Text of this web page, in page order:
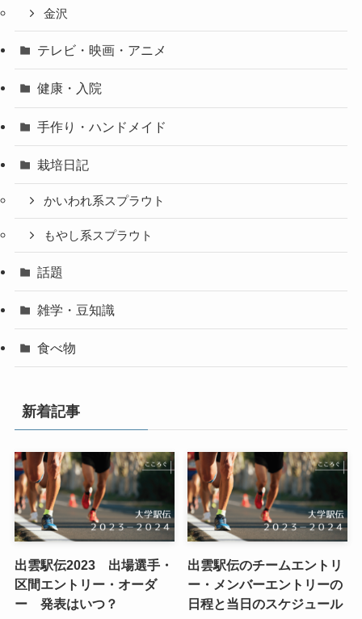
金沢
テレビ・映画・アニメ
健康・入院
手作り・ハンドメイド
栽培日記
かいわれ系スプラウト
もやし系スプラウト
話題
雑学・豆知識
食べ物
新着記事
出雲駅伝2023 出場選手・
区間エントリー・オーダ
ー 発表はいつ？
出雲駅伝のチームエントリ
ー・メンバーエントリーの
日程と当日のスケジュール